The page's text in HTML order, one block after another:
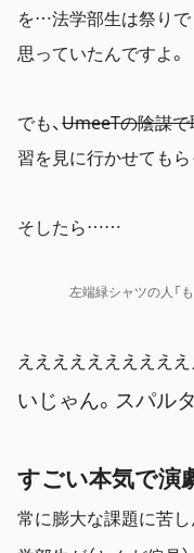
を…法学部生は祭りで
思っていたんですよ。
でも、UmeeTの陰謀で
習を見に行かせてもら
そしたら……
左端緑シャツの人「も
ええええええええええ
いじゃん。スパル
すごい本気で演
常に膨大な課題に苦